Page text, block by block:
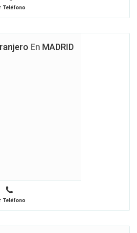
Teléfono
En MADRID
Teléfono